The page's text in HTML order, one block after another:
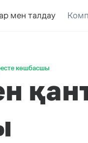
мен талдау
көшбасшы